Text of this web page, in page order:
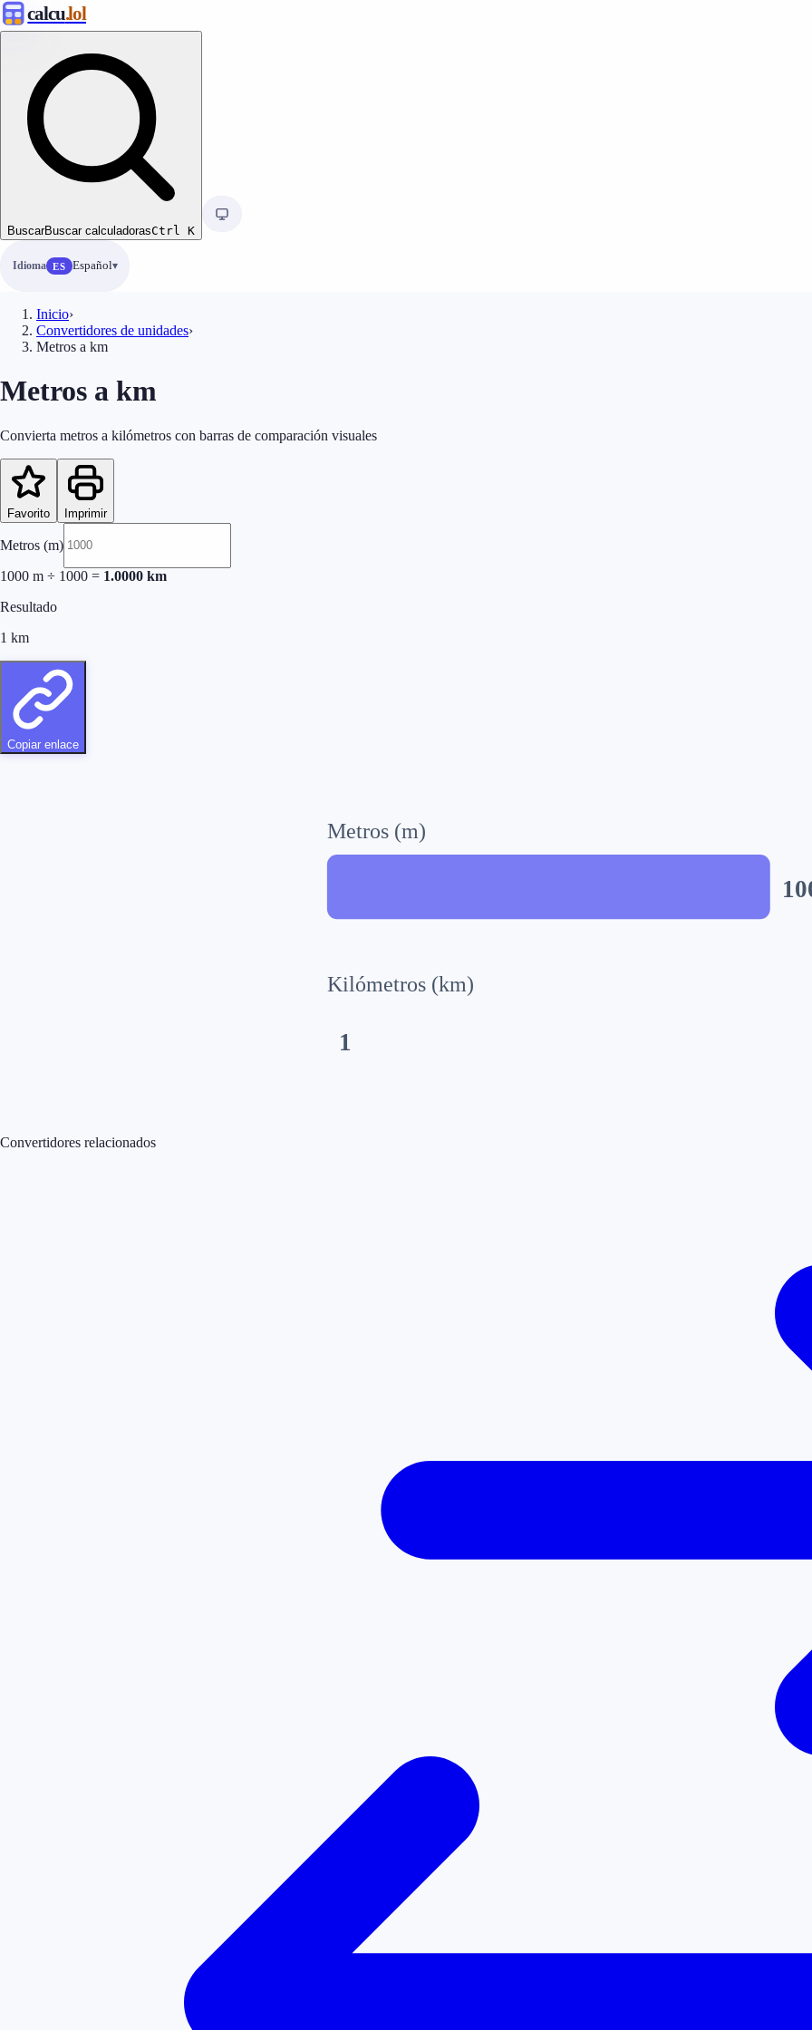
calcu.lol
BuscarBuscar calculadorasCtrl K
Idioma ES Español
Inicio›
Convertidores de unidades›
Metros a km
Metros a km
Convierta metros a kilómetros con barras de comparación visuales
Favorito Imprimir
Metros (m)
1000 m ÷ 1000 = 1.0000 km
Resultado
1 km
Copiar enlace
Metros (m)
Kilómetros (km)
1
Convertidores relacionados